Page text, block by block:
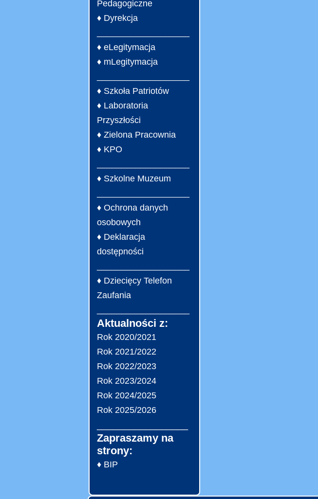
Pedagogiczne
♦ Dyrekcja
♦ eLegitymacja
♦ mLegitymacja
♦ Szkoła Patriotów
♦ Laboratoria
Przyszłości
♦ Zielona Pracownia
♦ KPO
♦ Szkolne Muzeum
♦ Ochrona danych
osobowych
♦ Deklaracja
dostępności
♦ Dziecięcy Telefon
Zaufania
Aktualności z:
Rok 2020/2021
Rok 2021/2022
Rok 2022/2023
Rok 2023/2024
Rok 2024/2025
Rok 2025/2026
Zapraszamy na
strony:
♦ BIP